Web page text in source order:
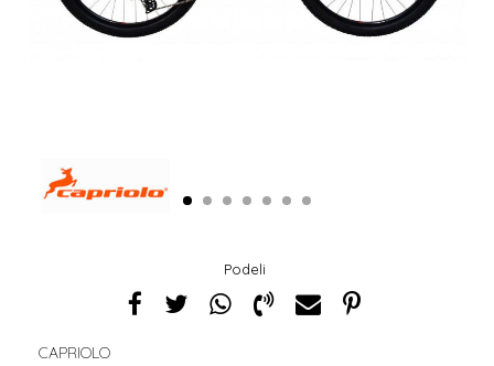
1 2 3 4 5 6 7
Podeli
CAPRIOLO